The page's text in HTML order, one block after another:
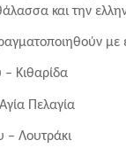
και την
– Κιθαρίδα
Πελαγία
– Λουτράκι